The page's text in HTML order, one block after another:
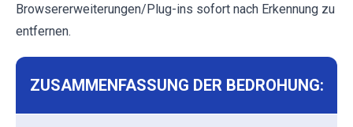
Browsererweiterungen/Plug-ins sofort nach Erkennung zu
entfernen.
ZUSAMMENFASSUNG DER BEDROHUNG: